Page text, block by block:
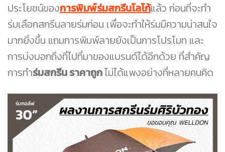
ประโยชน์ของการพิมพ์ร่มสกรีนโลโก้แล้ว ก่อนที่จะทำ
ร่มเลือกสกรีนลายร่มก่อน เพื่อจะทำให้ร่มมีความน่าสนใจ
มากยิ่งขึ้น แถมการพิมพ์ลายยังเป็นการโปรโมท และ
การบ่งบอกถึงที่ไปที่มาของแบรนด์ได้อีกด้วย ที่สำคัญ
การทำร่มสกรีน ราคาถูกไม่ได้แพงอย่างที่หลายคนคิด